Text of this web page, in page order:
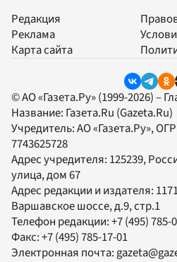
Редакция
Реклама
Карта сайта
© АО «Газета.Ру» (1999-2026) –
Название: Газета.Ru (Gazeta.Ru)
Учредитель:АО «Газета.Ру»,
7743625728
Адрес учредителя: 125239,
улица, дом 67
Адрес редакции и издателя:
Варшавское шоссе, д.9, стр.1
Телефон редакции:+7 (495) 785-
Факс:+7 (495) 785-17-01
Электронная почта: